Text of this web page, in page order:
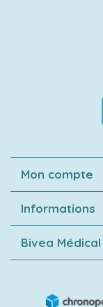
Mon compte
Informations
Bivea Médical